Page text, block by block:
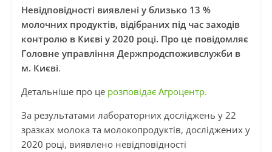
Невідповідності виявлені у близько 13 %
молочних продуктів, відібраних під час заходів
контролю в Києві у 2020 році. Про це повідомляє
Головне управління Держпродспоживслужби в
м. Києві.
Детальніше про це розповідає Агроцентр.
За результатами лабораторних досліджень у 22
зразках молока та молокопродуктів, досліджених у
2020 році, виявлено невідповідності